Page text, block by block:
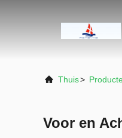
Thuis>
Voor en